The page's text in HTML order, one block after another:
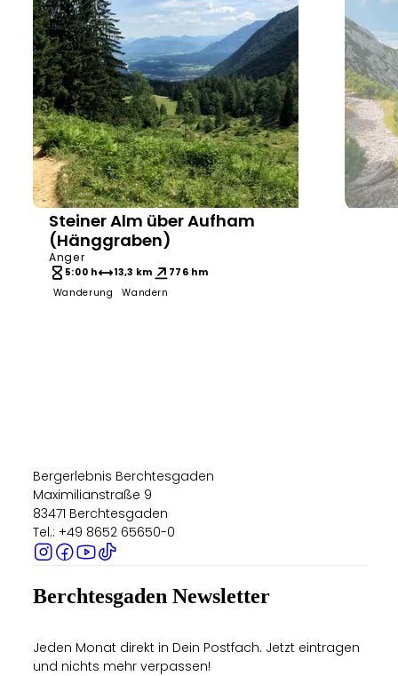
Berchtesgaden & Bad Reichenhall
Steiner Alm über Aufham
(Hänggraben)
Anger
5:00 h 13,3 km
776 hm
Wanderung
Wandern
Bergerlebnis Berchtesgaden
Maximilianstraße 9
83471 Berchtesgaden
Tel.: +49 8652 65650-0
Berchtesgaden Newsletter
Jeden Monat direkt in Dein Postfach. Jetzt eintragen
und nichts mehr verpassen!